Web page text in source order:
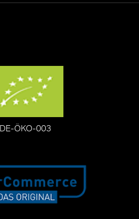
DE-ÖKO-003